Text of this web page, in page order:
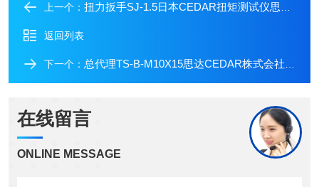
上一个： 扭力扳手SJ-1.5日本CEDAR扭矩测试仪思达测定接头SJ系列
返回列表
下一个： 总代理TS-B-M10X15思达CEDAR株式会社工业扭矩测试仪拇指螺丝
在线留言
ONLINE MESSAGE